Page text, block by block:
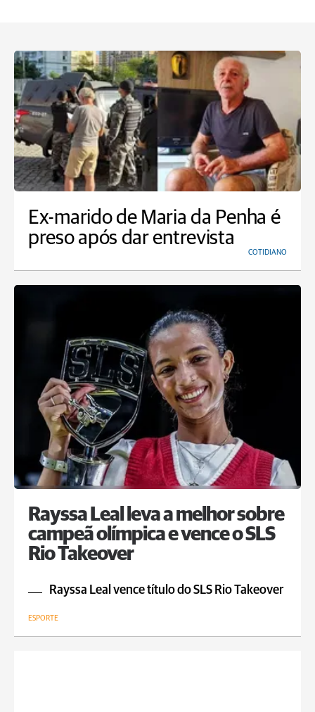
Ex-marido de Maria da Penha é
preso após dar entrevista
COTIDIANO
Rayssa Leal leva a melhor sobre
campeã olímpica e vence o SLS
Rio Takeover
Rayssa Leal vence título do SLS Rio Takeover
ESPORTE